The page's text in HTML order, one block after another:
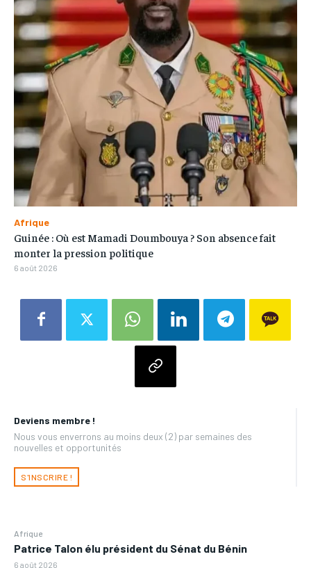
Deviens membre !
Nous vous enverrons au moins deux (2) par semaines des
nouvelles et opportunités
S'INSCRIRE !
Afrique
Patrice Talon élu président du Sénat du Bénin
6 août 2026
Afrique
Guinée : Où est Mamadi Doumbouya ? Son absence fait
monter la pression politique
6 août 2026